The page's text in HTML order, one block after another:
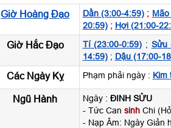
Giờ Hoàng Đạo
Dần (3:00-4:59);
20:59); Hợi (21:00-
Giờ Hắc Đạo Tí (23:00-0:59) ; Sửu
14:59); Dậu (17:00-
Các Ngày Kỵ Phạm phải ngày : Kim
Ngũ Hành Ngày : ĐINH SỬU
- Tức Can sinhChi
- Nạp Âm: Ngày Giản